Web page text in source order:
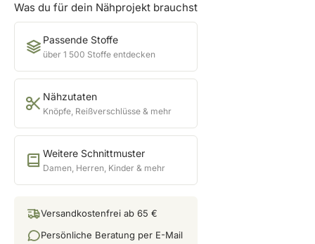
Was du für dein Nähprojekt brauchst
Passende Stoffe
über 1 500 Stoffe entdecken
Nähzutaten
Knöpfe, Reißverschlüsse & mehr
Weitere Schnittmuster
Damen, Herren, Kinder & mehr
Versandkostenfrei ab 65 €
Persönliche Beratung per E-Mail